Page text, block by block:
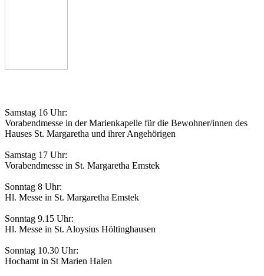
Samstag 16 Uhr:
Vorabendmesse in der Marienkapelle für die Bewohner/innen des
Hauses St. Margaretha und ihrer Angehörigen
Samstag 17 Uhr:
Vorabendmesse in St. Margaretha Emstek
Sonntag 8 Uhr:
Hl. Messe in St. Margaretha Emstek
Sonntag 9.15 Uhr:
Hl. Messe in St. Aloysius Höltinghausen
Sonntag 10.30 Uhr:
Hochamt in St Marien Halen